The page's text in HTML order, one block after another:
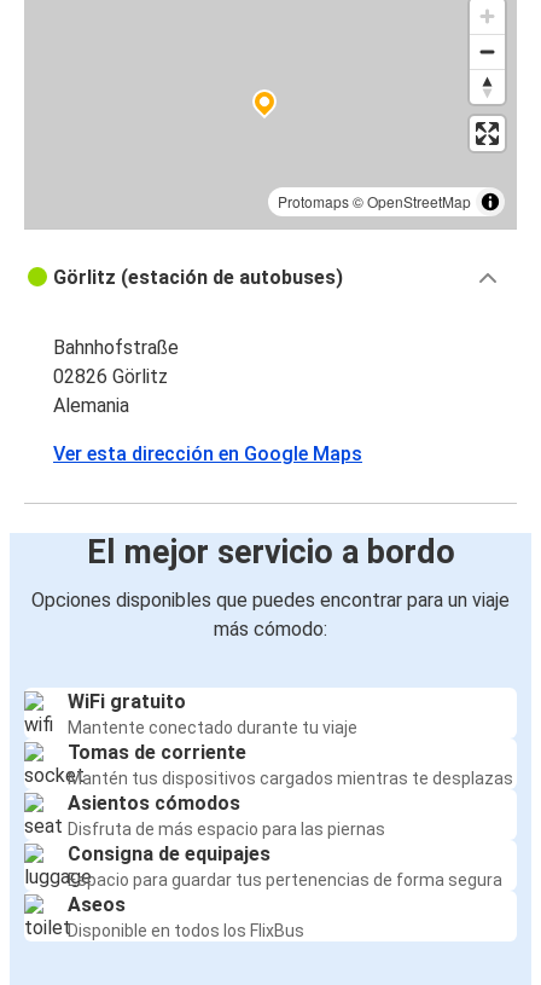
Protomaps©OpenStreetMap
Görlitz (estación de autobuses)
Bahnhofstraße
02826 Görlitz
Alemania
Ver esta dirección en Google Maps
El mejor servicio a bordo
Opciones disponibles que puedes encontrar para un viaje
más cómodo:
WiFi gratuito
Mantente conectado durante tu viaje
Tomas de corriente
Mantén tus dispositivos cargados mientras te desplazas
Asientos cómodos
Disfruta de más espacio para las piernas
Consigna de equipajes
Espacio para guardar tus pertenencias de forma segura
Aseos
Disponible en todos los FlixBus